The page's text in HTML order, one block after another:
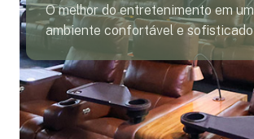
O melhor do entretenimento em um
ambiente confortável e sofisticado